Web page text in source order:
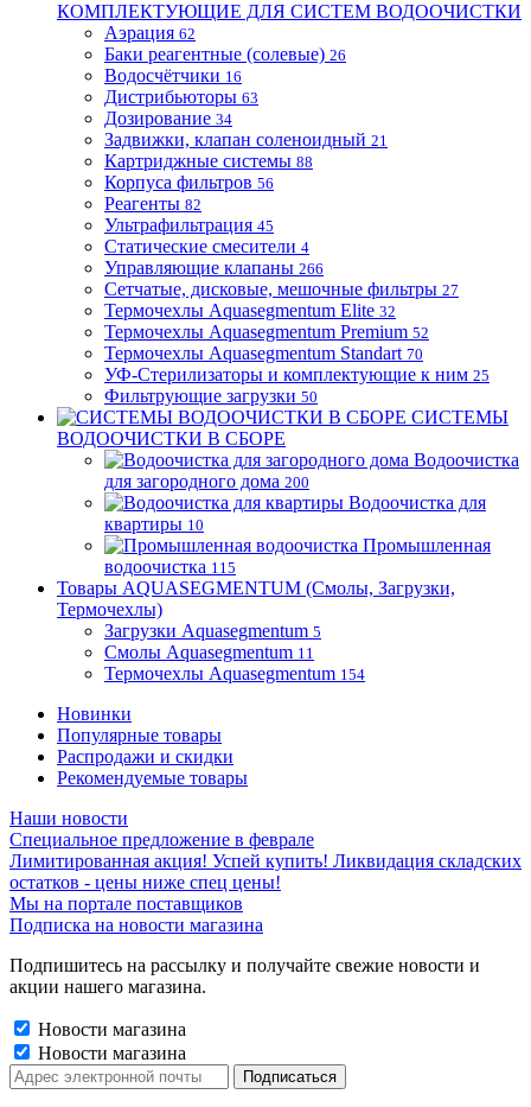
КОМПЛЕКТУЮЩИЕ ДЛЯ СИСТЕМ ВОДООЧИСТКИ
Аэрация 62
Баки реагентные (солевые) 26
Водосчётчики 16
Дистрибьюторы 63
Дозирование 34
Задвижки, клапан соленоидный 21
Картриджные системы 88
Корпуса фильтров 56
Реагенты 82
Ультрафильтрация 45
Статические смесители 4
Управляющие клапаны 266
Сетчатые, дисковые, мешочные фильтры 27
Термочехлы Aquasegmentum Elite 32
Термочехлы Aquasegmentum Premium 52
Термочехлы Aquasegmentum Standart 70
УФ-Стерилизаторы и комплектующие к ним 25
Фильтрующие загрузки 50
СИСТЕМЫ
ВОДООЧИСТКИ В СБОРЕ
Водоочистка
для загородного дома 200
Водоочистка для
квартиры 10
Промышленная
водоочистка 115
Товары AQUASEGMENTUM (Смолы, Загрузки,
Термочехлы)
Загрузки Aquasegmentum 5
Смолы Aquasegmentum 11
Термочехлы Aquasegmentum 154
Новинки
Популярные товары
Распродажи и скидки
Рекомендуемые товары
Наши новости
Специальное предложение в феврале
Лимитированная акция! Успей купить! Ликвидация складских
остатков - цены ниже спец цены!
Мы на портале поставщиков
Подписка на новости магазина
Подпишитесь на рассылку и получайте свежие новости и
акции нашего магазина.
Новости магазина
Новости магазина